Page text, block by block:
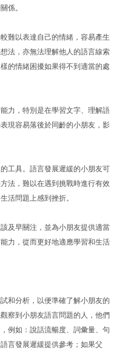
係。
難以表達自己的情緒，容易產生
法，亦無法理解他人的語言線索
的情緒困擾如果得不到適當的處
力，特別是在學習文字、理解語
現容易落後於同齡的小朋友，影
工具。語言發展遲緩的小朋友可
法，難以在遇到挑戰時進行有效
活問題上感到挫折。
及早關注，並為小朋友提供適當
力，從而更好地適應學習和生活
和分析，以便準確了解小朋友的
察到小朋友語言問題的人，他們
例如：說話流暢度、詞彙量、句
言發展遲緩提供參考；如果父